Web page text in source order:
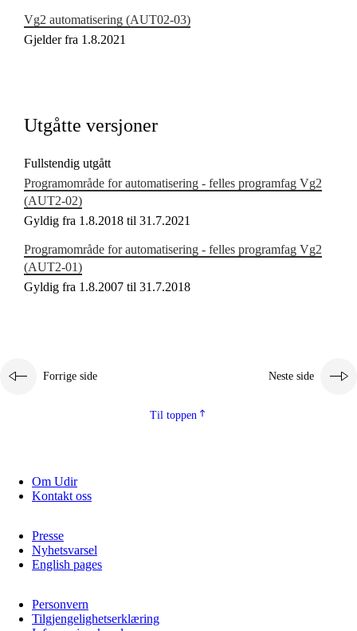
Vg2 automatisering (AUT02‑03)
Gjelder fra 1.8.2021
Utgåtte versjoner
Fullstendig utgått
Programområde for automatisering - felles programfag Vg2
(AUT2‑02)
Gyldig fra 1.8.2018 til 31.7.2021
Programområde for automatisering - felles programfag Vg2
(AUT2‑01)
Gyldig fra 1.8.2007 til 31.7.2018
Forrige side Neste side
Til toppen
Om Udir
Kontakt oss
Presse
Nyhetsvarsel
English pages
Personvern
Tilgjengelighetserklæring